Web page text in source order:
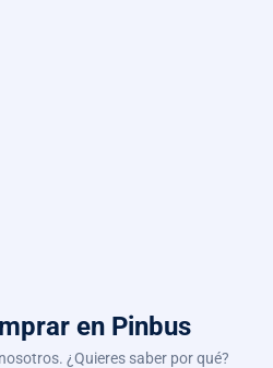
en Pinbus
¿Quieres saber por qué?